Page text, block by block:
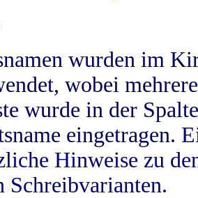
wurden im
wobei
wurde in der
eingetragen.
Hinweise zu
Schreibvarianten.